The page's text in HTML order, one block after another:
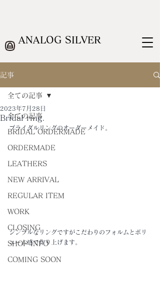
ANALOG SILVER
記事
全ての記事
BRIDAL ORDERMADE
ORDERMADE
LEATHERS
NEW ARRIVAL
REGULAR ITEM
WORK
CLOSING
SHOP INFO
COMING SOON
全ての記事
Bridal ring.
2023年7月28日
ブライダルリングのオーダーメイド。
シンプルなリングですがこだわりのフォルムとボリ
ューム感で作り上げます。